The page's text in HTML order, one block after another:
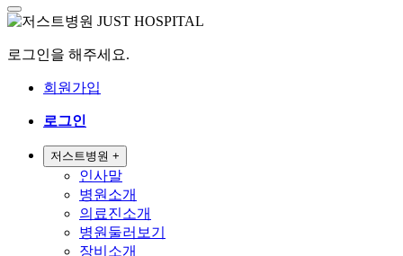
로그인을 해주세요.
회원가입
로그인
저스트병원 +
인사말
병원소개
의료진소개
병원둘러보기
장비소개